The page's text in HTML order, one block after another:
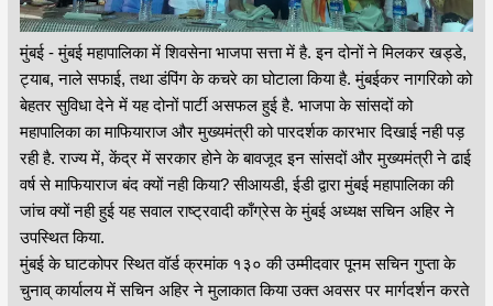
मुंबई - मुंबई महापालिका में शिवसेना भाजपा सत्ता में है. इन दोनों ने मिलकर खड्डे,
ट्याब, नाले सफाई, तथा डंपिंग के कचरे का घोटाला किया है. मुंबईकर नागरिको को
बेहतर सुविधा देने में यह दोनों पार्टी असफल हुई है. भाजपा के सांसदों को
महापालिका का माफियाराज और मुख्यमंत्री को पारदर्शक कारभार दिखाई नही पड़
रही है. राज्य में, केंद्र में सरकार होने के बावजूद इन सांसदों और मुख्यमंत्री ने ढाई
वर्ष से माफियाराज बंद क्यों नही किया? सीआयडी, ईडी द्वारा मुंबई महापालिका की
जांच क्यों नही हुई यह सवाल राष्ट्रवादी काँग्रेस के मुंबई अध्यक्ष सचिन अहिर ने
उपस्थित किया.
मुंबई के घाटकोपर स्थित वॉर्ड क्रमांक १३० की उम्मीदवार पूनम सचिन गुप्ता के
चुनाव् कार्यालय में सचिन अहिर ने मुलाकात किया उक्त अवसर पर मार्गदर्शन करते